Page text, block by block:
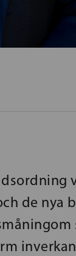
de nya